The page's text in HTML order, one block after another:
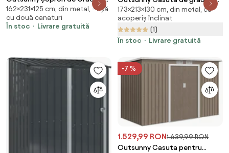
din Oțel Galvanizat, Ușă
Blocabilă, 231 x 125 x 162 cm, Gri
Închis | Aosom Romania
162×231×125 cm, din metal, - ușă
cu două canaturi
În stoc
Livrare gratuită
din otel cu acoperis inclinat,
usa glisanta dubla si orificii de
aerisire, 213x130x173 cm | Aosom
Romania
173×213×130 cm, din metal, cu
acoperiș înclinat
(1)
În stoc
Livrare gratuită
-7 %
1.529,99 RON1.639,99 RON
Outsunny Casuta pentru